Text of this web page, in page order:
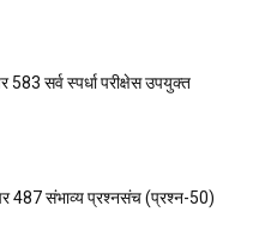
583 सर्व स्पर्धा परीक्षेस उपयुक्त
487 संभाव्य प्रश्नसंच (प्रश्न-50)